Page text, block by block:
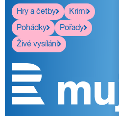
Hry a četby
Krimi
Pohádky
Pořady
Živé vysílání